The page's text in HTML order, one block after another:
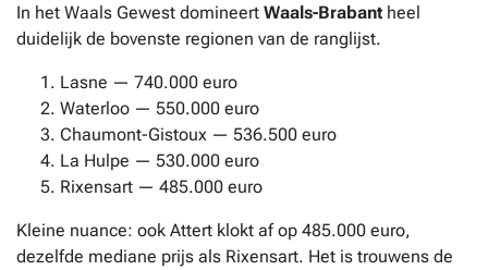
In het Waals Gewest domineert Waals-Brabant heel
duidelijk de bovenste regionen van de ranglijst.
Lasne — 740.000 euro
Waterloo — 550.000 euro
Chaumont-Gistoux — 536.500 euro
La Hulpe — 530.000 euro
Rixensart — 485.000 euro
Kleine nuance: ook Attert klokt af op 485.000 euro,
dezelfde mediane prijs als Rixensart. Het is trouwens de